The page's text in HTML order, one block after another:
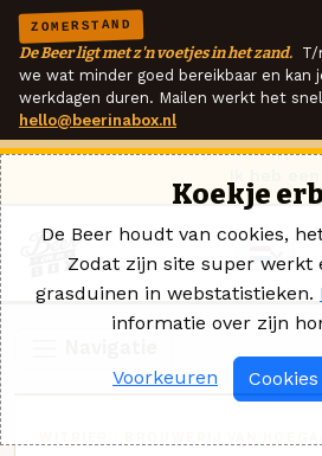
ZOMERSTAND
De Beer ligt met z'n voetjes in het zand. T/
we wat minder goed bereikbaar en kan
werkdagen duren. Mailen werkt het
hello@beerinabox.nl
Koekje
De Beer houdt van cookies,
Zodat zijn site super werkt
grasduinen in webstatistieken.
informatie over zijn
Voorkeuren